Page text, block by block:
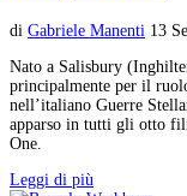
di Gabriele Manenti 13
Nato a Salisbury
principalmente per il
nell’italiano Guerre
apparso in tutti gli otto
One.
Leggi di più